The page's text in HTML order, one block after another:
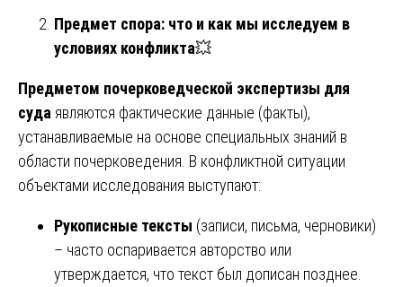
Предмет спора: что и как мы исследуем в
условиях конфликта💥
Предметом почерковедческой экспертизы для
суда являются фактические данные (факты),
устанавливаемые на основе специальных знаний в
области почерковедения. В конфликтной ситуации
объектами исследования выступают:
Рукописные тексты (записи, письма, черновики)
– часто оспаривается авторство или
утверждается, что текст был дописан позднее.